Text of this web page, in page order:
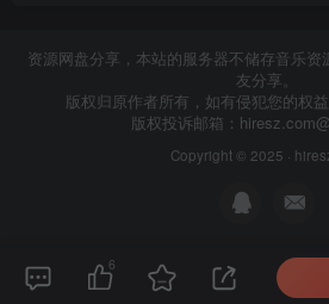
资源网盘分享，本站的服务器不储存音乐
友分享。
版权归原作者所有，如有侵犯您的权
版权投诉邮箱：
Copyright © 2025 ·
6